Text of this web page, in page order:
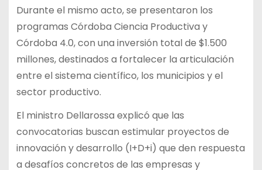
Durante el mismo acto, se presentaron los
programas Córdoba Ciencia Productiva y
Córdoba 4.0, con una inversión total de $1.500
millones, destinados a fortalecer la articulación
entre el sistema científico, los municipios y el
sector productivo.
El ministro Dellarossa explicó que las
convocatorias buscan estimular proyectos de
innovación y desarrollo (I+D+i) que den respuesta
a desafíos concretos de las empresas y